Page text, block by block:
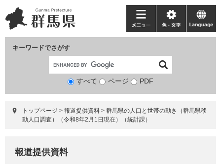
ー
ジ
ニ
ュ
て
キーワードでさがす
検
象
すべて ページ PDF
メ
ニ
ー
色・
文
language
トップページ > 報道提供資料 > 群馬県の人口と世帯の動き（群馬県移
動人口調査）（令和8年2月1日現在）（統計課）
報道提供資料